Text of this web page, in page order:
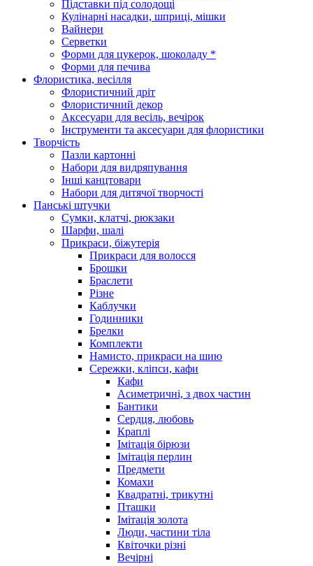
Підставки під солодощі
Кулінарні насадки, шприці, мішки
Вайнери
Серветки
Форми для цукерок, шоколаду *
Форми для печива
Флористика, весілля
Флористичний дріт
Флористичний декор
Аксесуари для весіль, вечірок
Інструменти та аксесуари для флористики
Творчість
Пазли картонні
Набори для видряпування
Інші канцтовари
Набори для дитячої творчості
Панські штучки
Сумки, клатчі, рюкзаки
Шарфи, шалі
Прикраси, біжутерія
Прикраси для волосся
Брошки
Браслети
Різне
Каблучки
Годинники
Брелки
Комплекти
Намисто, прикраси на шию
Сережки, кліпси, кафи
Кафи
Асиметричні, з двох частин
Бантики
Сердця, любовь
Краплі
Імітація бірюзи
Імітація перлин
Предмети
Комахи
Квадратні, трикутні
Пташки
Імітація золота
Люди, частини тіла
Квіточки різні
Вечірні